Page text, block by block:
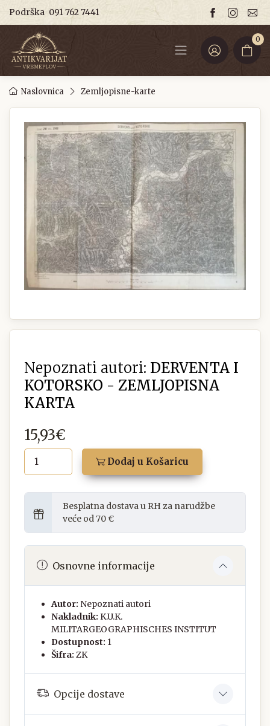
Podrška 091 762 7441
0
Naslovnica Zemljopisne-karte
Nepoznati autori: DERVENTA I
KOTORSKO - ZEMLJOPISNA
KARTA
15,93€
Dodaj u Košaricu
Besplatna dostava u RH za narudžbe
veće od 70 €
Osnovne informacije
Autor: Nepoznati autori
Nakladnik: K.U.K.
MILITARGEOGRAPHISCHES INSTITUT
Dostupnost: 1
Šifra: ZK
Opcije dostave